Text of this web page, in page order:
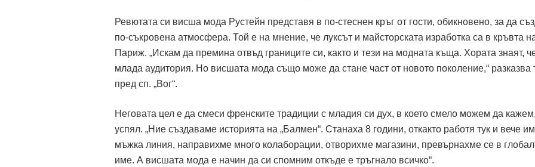
Ревютата си висша мода Рустейн представя в по-стеснен кръг от гости, обикновено, за да
по-съкровена атмосфера. Той е на мнение, че луксът и майсторската изработка са в кръвта
Париж. „Искам да премина отвъд границите си, както и тези на модната къща. Хората знаят,
млада аудитория. Но висшата мода също може да стане част от новото поколение,“ разказва
пред сп. „Вог“.
Неговата цел е да смеси френските традиции с младия си дух, в което смело можем да
успял. „Ние създаваме историята на „Балмен“. Станаха 8 години, откакто работя тук и вече
мъжка линия, направихме много колаборации, отворихме магазини, превърнахме се в
име. А висшата мода е начин да си спомним откъде е тръгнало всичко“.